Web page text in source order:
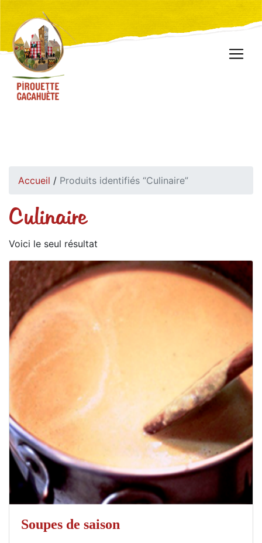
Accueil / Produits identifiés “Culinaire”
Culinaire
Voici le seul résultat
Soupes de saison